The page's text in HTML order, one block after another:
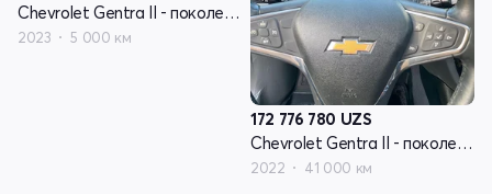
Chevrolet Gentra II - поколение
2023 5 000 км
172 776 780 UZS
Chevrolet Gentra II - поколение
2022 41 000 км